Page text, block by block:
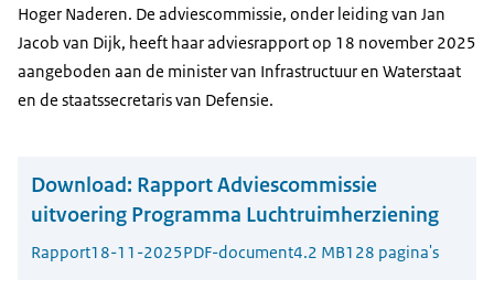
Hoger Naderen. De adviescommissie, onder leiding van Jan
Jacob van Dijk, heeft haar adviesrapport op 18 november 2025
aangeboden aan de minister van Infrastructuur en Waterstaat
en de staatssecretaris van Defensie.
Download: Rapport Adviescommissie
uitvoering Programma Luchtruimherziening
Rapport18-11-2025PDF-document4.2 MB128 pagina's